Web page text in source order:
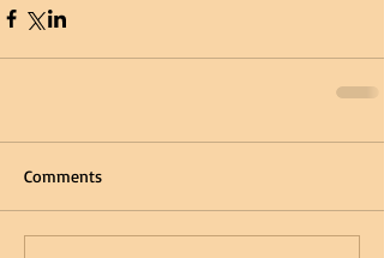
Comments